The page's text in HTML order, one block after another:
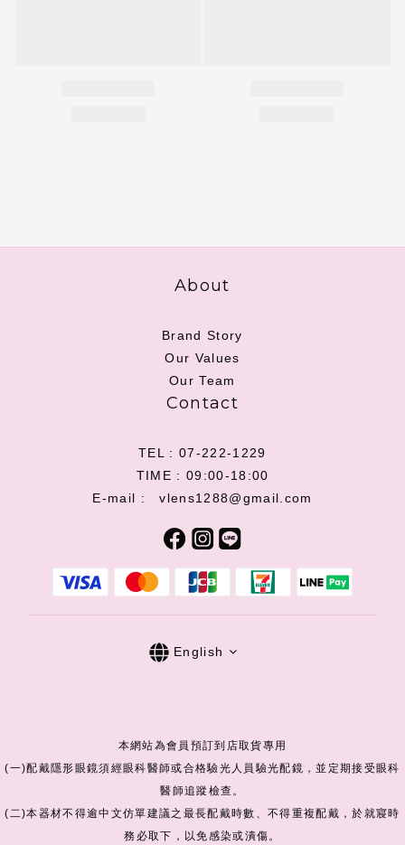
About
Brand Story
Our Values
Our Team
Contact
TEL : 07-222-1229
TIME : 09:00-18:00
E-mail : vlens1288@gmail.com
English
本網站為會員預訂到店取貨專用
(一)配戴隱形眼鏡須經眼科醫師或合格驗光人員驗光配鏡，並定期接受眼科
醫師追蹤檢查。
(二)本器材不得逾中文仿單建議之最長配戴時數、不得重複配戴，於就寢時
務必取下，以免感染或潰傷。